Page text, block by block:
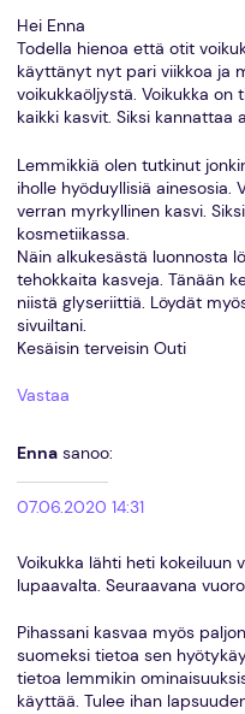
Hei Enna
Todella hienoa että otit
käyttänyt nyt pari viikkoa ja
voikukkaöljystä. Voikukka
kaikki kasvit. Siksi kannattaa
Lemmikkiä olen tutkinut
iholle hyöduyllisiä ainesosia.
verran myrkyllinen kasvi.
kosmetiikassa.
Näin alkukesästä luonnosta
tehokkaita kasveja. Tänään
niistä glyseriittiä. Löydät
sivuiltani.
Kesäisin terveisin Outi
Vastaa
Enna sanoo:
07.06.2020 14:31
Voikukka lähti heti kokeiluun
lupaavalta. Seuraavana
Pihassani kasvaa myös
suomeksi tietoa sen
tietoa lemmikin
käyttää. Tulee ihan